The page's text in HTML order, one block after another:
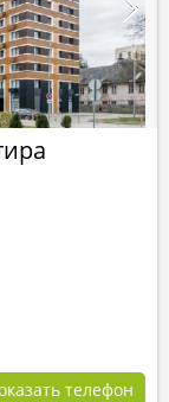
телефон